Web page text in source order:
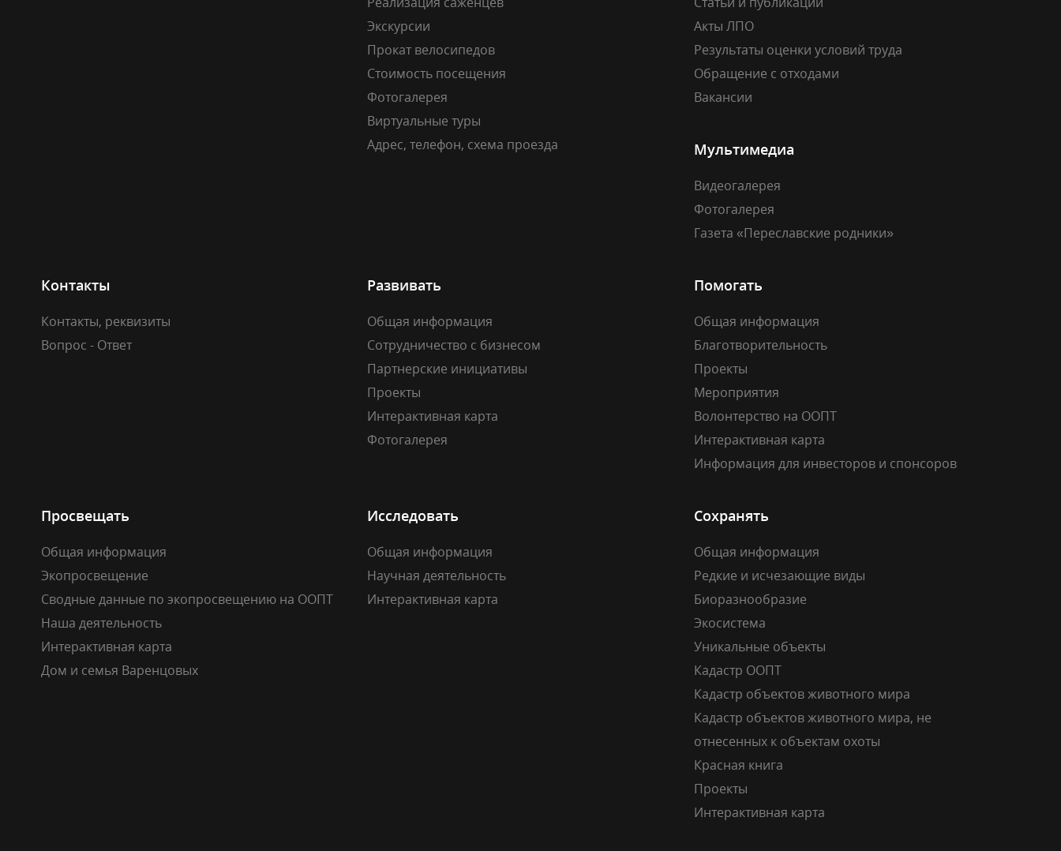
Экскурсии
Прокат велосипедов
Стоимость посещения
Фотогалерея
Виртуальные туры
Адрес, телефон, схема проезда
Акты ЛПО
Результаты оценки условий труда
Обращение с отходами
Вакансии
Мультимедиа
Видеогалерея
Фотогалерея
Газета «Переславские родники»
Контакты
Контакты, реквизиты
Вопрос - Ответ
Развивать
Общая информация
Сотрудничество с бизнесом
Партнерские инициативы
Проекты
Интерактивная карта
Фотогалерея
Помогать
Общая информация
Благотворительность
Проекты
Мероприятия
Волонтерство на ООПТ
Интерактивная карта
Информация для инвесторов и спонсоров
Просвещать
Общая информация
Экопросвещение
Сводные данные по экопросвещению на ООПТ
Наша деятельность
Интерактивная карта
Дом и семья Варенцовых
Исследовать
Общая информация
Научная деятельность
Интерактивная карта
Сохранять
Общая информация
Редкие и исчезающие виды
Биоразнообразие
Экосистема
Уникальные объекты
Кадастр ООПТ
Кадастр объектов животного мира
Кадастр объектов животного мира, не
отнесенных к объектам охоты
Красная книга
Проекты
Интерактивная карта